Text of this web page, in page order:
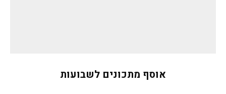
אוסף מתכונים לשבועות